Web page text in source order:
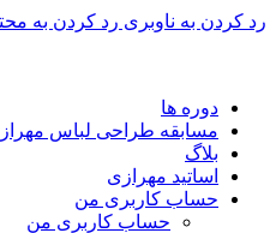
رد کردن به ناوبری رد کردن به
دوره ها
مسابقه طراحی لباس
بلاگ
اساتید مهرازی
حساب کاربری من
حساب کاربری من